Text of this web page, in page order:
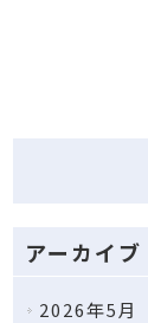
アーカイブ
2026年5月